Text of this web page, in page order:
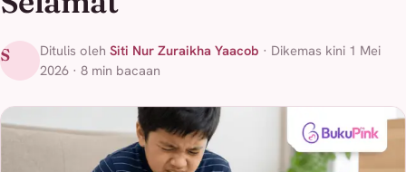
S Ditulis oleh Siti Nur Zuraikha Yaacob · Dikemas kini 1 Mei
2026 · 8 min bacaan